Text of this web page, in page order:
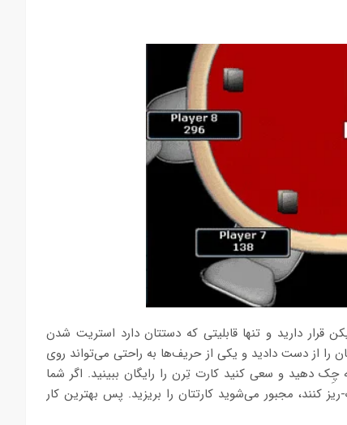
دارید و تنها قابلیتی که دستتان دارد استریت شدن
را از دست دادید و یکی از حریف‌ها به راحتی می‌تواند روی
دهید و سعی کنید کارت تِرن را رایگان ببینید. اگر شما
کنند، مجبور می‌شوید کارتتان را بریزید. پس بهترین کار